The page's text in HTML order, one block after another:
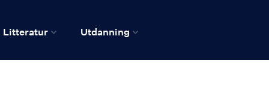
Litteratur Utdanning